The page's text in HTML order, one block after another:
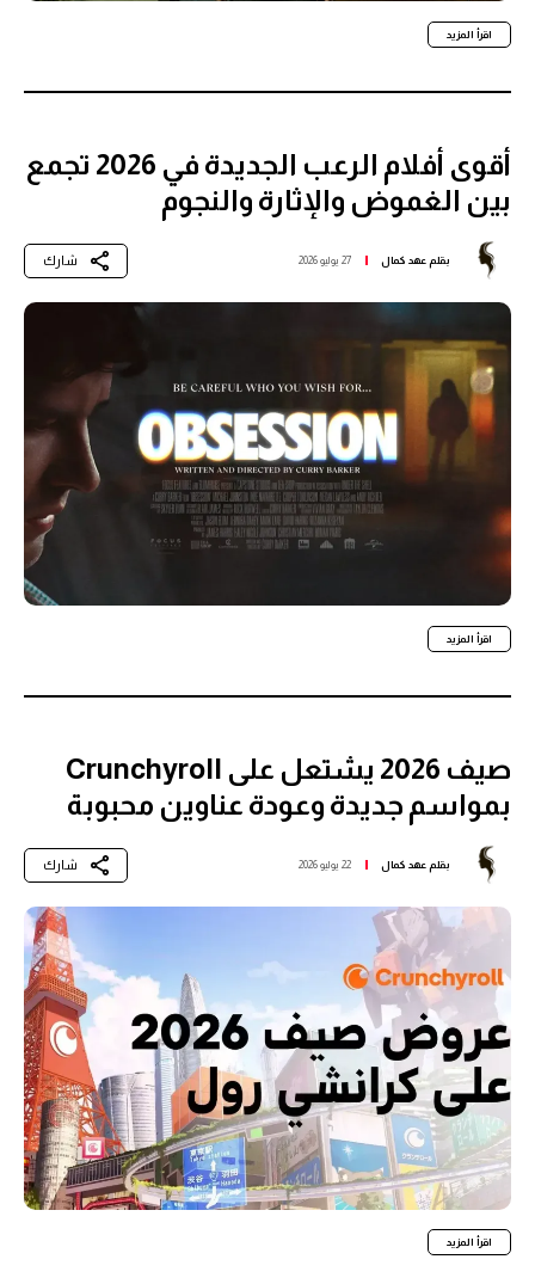
اقرأ المزيد
أقوى أفلام الرعب الجديدة في 2026 تجمع
بين الغموض والإثارة والنجوم
بقلم عهد كمال 27 يوليو 2026 شارك
اقرأ المزيد
صيف 2026 يشتعل على Crunchyroll
بمواسم جديدة وعودة عناوين محبوبة
بقلم عهد كمال 22 يوليو 2026 شارك
اقرأ المزيد